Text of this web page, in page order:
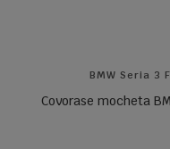
BMW Seria 3
Covorase mocheta